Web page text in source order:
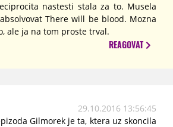
nastesti stala za to. Musela
There will be blood. Mozna
ale ja na tom proste trval.
REAGOVAT
29.10.2016 13:56:45
Gilmorek je ta, ktera uz skoncila